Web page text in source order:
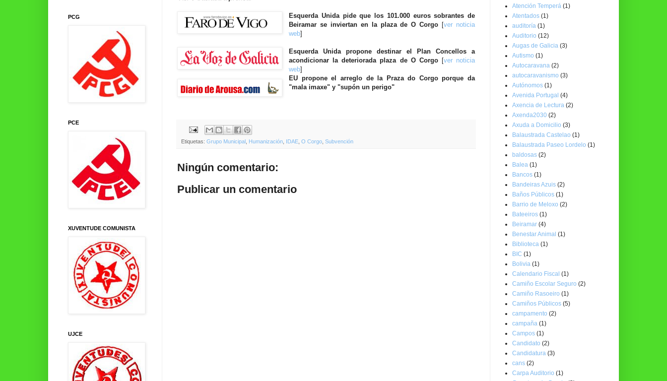
Esquerda Unida pide que los 101.000 euros sobrantes de
Beiramar se inviertan en la plaza de O Corgo [ver noticia
web]
Esquerda Unida propone destinar el Plan Concellos a
acondicionar la deteriorada plaza de O Corgo [ver noticia
web]
EU propone el arreglo de la Praza do Corgo porque da
"mala imaxe" y "supón un perigo"
Etiquetas: Grupo Municipal Humanización IDAE O Corgo Subvención
Ningún comentario:
Publicar un comentario
PCG
PCE
XUVENTUDE COMUNISTA
UJCE
Atención Temperá (1)
Atentados (1)
auditoría (1)
Auditorio (12)
Augas de Galicia (3)
Autismo (1)
Autocaravana (2)
autocaravanismo (3)
Autónomos (1)
Avenida Portugal (4)
Axencia de Lectura (2)
Axenda2030 (2)
Axuda a Domicilio (3)
Balaustrada Castelao (1)
Balaustrada Paseo Lordelo (1)
baldosas (2)
Balea (1)
Bancos (1)
Bandeiras Azuis (2)
Baños Públicos (1)
Barrio de Meloxo (2)
Bateeiros (1)
Beiramar (4)
Benestar Animal (1)
Biblioteca (1)
BIC (1)
Bolivia (1)
Calendario Fiscal (1)
Camiño Escolar Seguro (2)
Camiño Rasoeiro (1)
Camiños Públicos (5)
campamento (2)
campaña (1)
Campos (1)
Candidato (2)
Candidatura (3)
cans (2)
Carpa Auditorio (1)